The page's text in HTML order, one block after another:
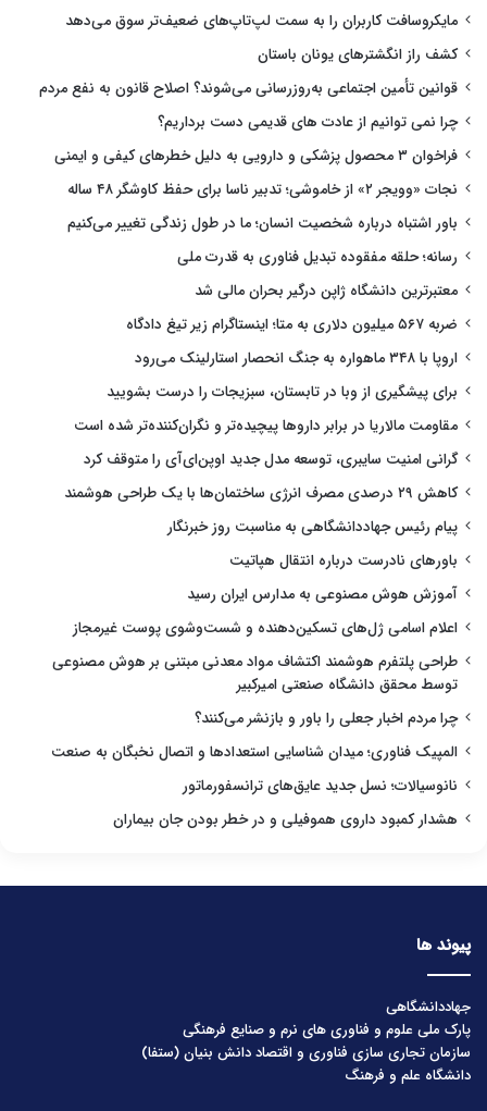
مایکروسافت کاربران را به سمت لپ‌تاپ‌های ضعیف‌تر سوق می‌دهد
کشف راز انگشترهای یونان باستان
قوانین تأمین اجتماعی به‌روزرسانی می‌شوند؟ اصلاح قانون به نفع مردم
چرا نمی توانیم از عادت های قدیمی دست برداریم؟
فراخوان ۳ محصول پزشکی و دارویی به دلیل خطرهای کیفی و ایمنی
نجات «وویجر ۲» از خاموشی؛ تدبیر ناسا برای حفظ کاوشگر ۴۸ ساله
باور اشتباه درباره شخصیت انسان؛ ما در طول زندگی تغییر می‌کنیم
رسانه؛ حلقه مفقوده تبدیل فناوری به قدرت ملی
معتبرترین دانشگاه ژاپن درگیر بحران مالی شد
ضربه ۵۶۷ میلیون دلاری به متا؛ اینستاگرام زیر تیغ دادگاه
اروپا با ۳۴۸ ماهواره به جنگ انحصار استارلینک می‌رود
برای پیشگیری از وبا در تابستان، سبزیجات را درست بشویید
مقاومت مالاریا در برابر داروها پیچیده‌تر و نگران‌کننده‌تر شده است
گرانی امنیت سایبری، توسعه مدل جدید اوپن‌ای‌آی را متوقف کرد
کاهش ۲۹ درصدی مصرف انرژی ساختمان‌ها با یک طراحی هوشمند
پیام رئیس جهاددانشگاهی به مناسبت روز خبرنگار
باورهای نادرست درباره انتقال هپاتیت
آموزش هوش مصنوعی به مدارس ایران رسید
اعلام اسامی ژل‌های تسکین‌دهنده و شست‌وشوی پوست غیرمجاز
طراحی پلتفرم هوشمند اکتشاف مواد معدنی مبتنی بر هوش مصنوعی
توسط محقق دانشگاه صنعتی امیرکبیر
چرا مردم اخبار جعلی را باور و بازنشر می‌کنند؟
المپیک فناوری؛ میدان شناسایی استعدادها و اتصال نخبگان به صنعت
نانوسیالات؛ نسل جدید عایق‌های ترانسفورماتور
هشدار کمبود داروی هموفیلی و در خطر بودن جان بیماران
پیوند ها
جهاددانشگاهی
پارک ملی علوم و فناوری های نرم و صنایع فرهنگی
سازمان تجاری سازی فناوری و اقتصاد دانش بنیان (ستفا)
دانشگاه علم و فرهنگ